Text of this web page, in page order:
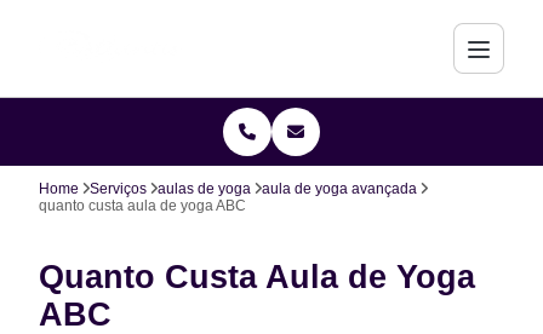
Home Serviços aulas de yoga
aula de yoga avançada
quanto custa aula de yoga ABC
Quanto Custa Aula de Yoga
ABC